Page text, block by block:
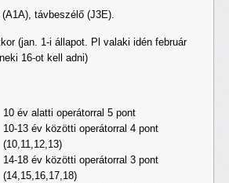
távbeszélő (J3E).
(jan. 1-i állapot. Pl valaki idén február
16-ot kell adni)
10 év alatti operátorral 5 pont
10-13 év közötti operátorral 4 pont
(10,11,12,13)
14-18 év közötti operátorral 3 pont
(14,15,16,17,18)